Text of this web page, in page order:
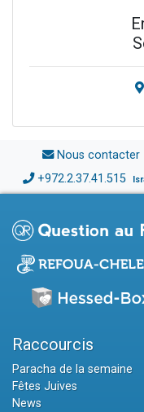
Nous contacter
+972.2.37.41.515
Raccourcis
Paracha de la semaine
Fêtes Juives
News